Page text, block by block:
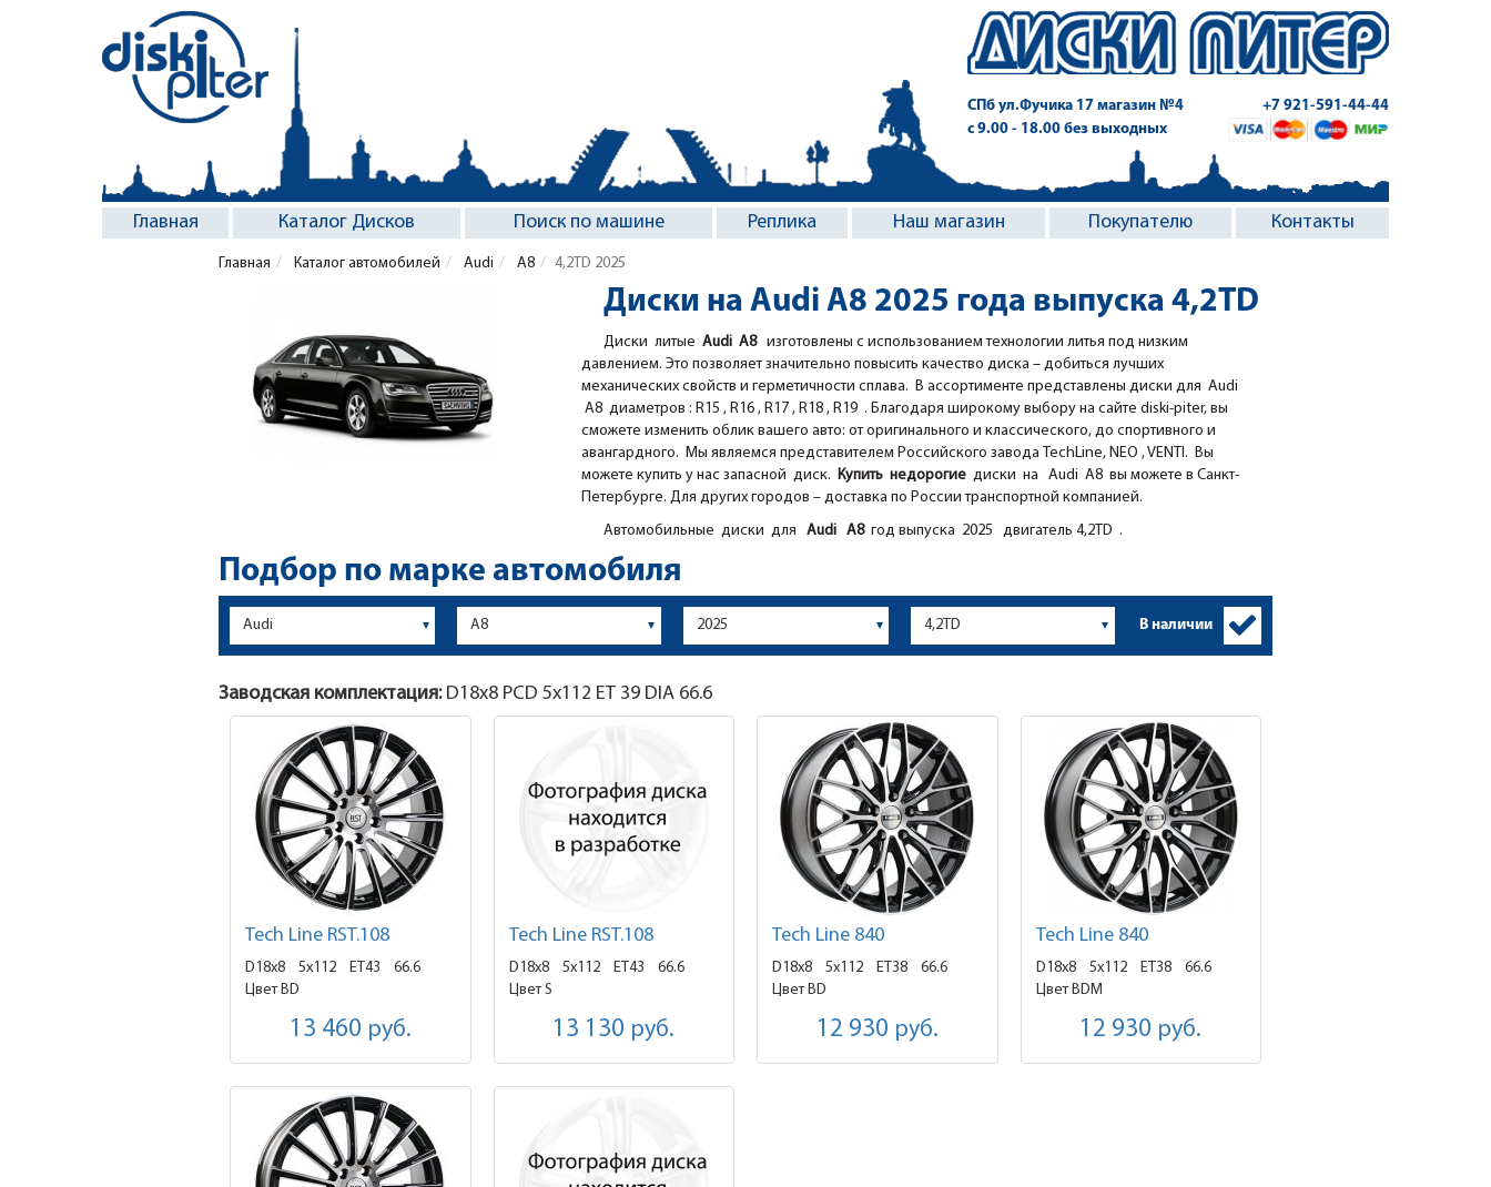
СПб ул.Фучика 17магазин №4
+7 921-591-44-44
с 9.00 - 18.00 без выходных
Главная Каталог Дисков Поиск по машине Реплика Наш магазин Покупателю Контакты
Главная Каталог автомобилей Audi A8 4,2TD 2025
Диски на Audi A8 2025 года выпуска 4,2TD
Диски литые Audi A8 изготовлены с использованием технологии литья под низким
давлением. Это позволяет значительно повысить качество диска – добиться лучших
механических свойств и герметичности сплава. В ассортименте представлены диски для Audi
A8 диаметров : R15 , R16 , R17 , R18 , R19 . Благодаря широкому выбору на сайте diski-piter, вы
сможете изменить облик вашего авто: от оригинального и классического, до спортивного и
авангардного. Мы являемся представителем Российского завода TechLine, NEO , VENTI. Вы
можете купить у нас запасной диск. Купить недорогие диски на Audi A8 вы можете в Санкт-
Петербурге. Для других городов – доставка по России транспортной компанией.
Автомобильные диски для
Audi A8год выпуска 2025 двигатель 4,2TD .
Подбор по марке автомобиля
В наличии
Заводская комплектация: D18x8 PCD 5x112 ET 39 DIA 66.6
Tech Line RST.108
D18x8 5x112 ET43
66.6
Цвет BD
13 460 руб.
Tech Line RST.108
D18x8 5x112 ET43
66.6
Цвет S
13 130 руб.
Tech Line 840
D18x8 5x112 ET38
66.6
Цвет BD
12 930 руб.
Tech Line 840
D18x8 5x112 ET38
66.6
Цвет BDM
12 930 руб.